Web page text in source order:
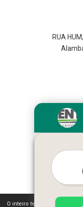
RUA
O inteiro teor deste site